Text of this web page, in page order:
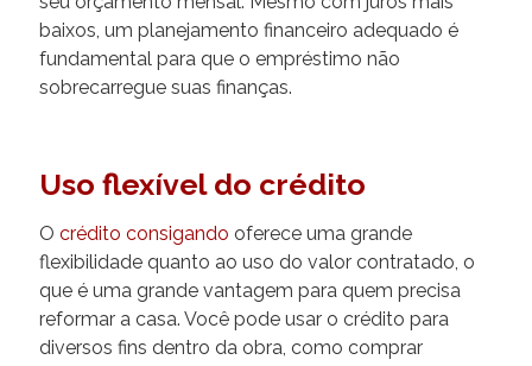
baixos, um planejamento financeiro adequado é
fundamental para que o empréstimo não
sobrecarregue suas finanças.
Uso flexível do crédito
O crédito consigando oferece uma grande
flexibilidade quanto ao uso do valor contratado, o
que é uma grande vantagem para quem precisa
reformar a casa. Você pode usar o crédito para
diversos fins dentro da obra, como comprar